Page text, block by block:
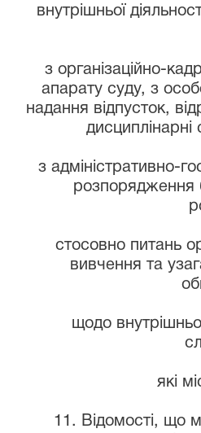
внутрішньої
з організаційно-
апарату суду, з
надання відпусток,
з адміністративно-
розпорядження
стосовно питань
вивчення та
щодо
які
11. Відомості, що